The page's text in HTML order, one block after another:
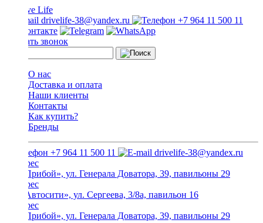
drivelife-38@yandex.ru +7 964 11 500 11
Заказать звонок
О нас
Доставка и оплата
Наши клиенты
Контакты
Как купить?
Бренды
+7 964 11 500 11 drivelife-38@yandex.ru
ТЦ «Прибой», ул. Генерала Доватора, 39, павильоны 29
ТЦ «Автосити», ул. Сергеева, 3/8а, павильон 16
ТЦ «Прибой», ул. Генерала Доватора, 39, павильоны 29